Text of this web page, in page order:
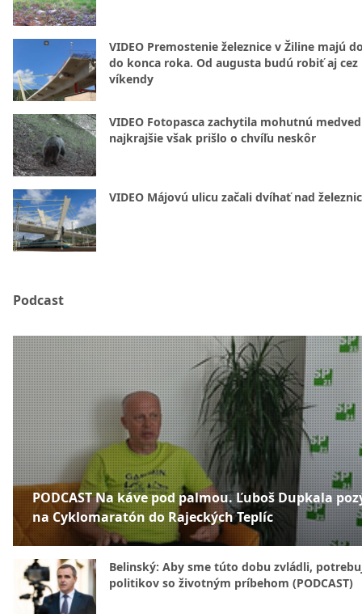
VIDEO Premostenie železnice v Žiline majú
do konca roka. Od augusta budú robiť aj cez
víkendy
VIDEO Fotopasca zachytila mohutnú
najkrajšie však prišlo o chvíľu neskôr
VIDEO Májovú ulicu začali dvíhať nad
Podcast
PODCAST Na káve pod palmou. Ľuboš Dupkala
na Cyklomaratón do Rajeckých Teplíc
Belinský: Aby sme túto dobu zvládli,
politikov so životným príbehom (PODCAST)